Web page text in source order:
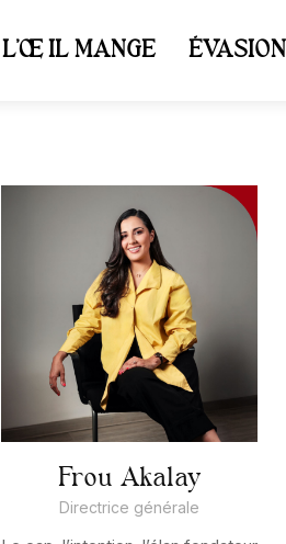
L’ŒIL MANGE ÉVASION
Frou Akalay
Directrice générale